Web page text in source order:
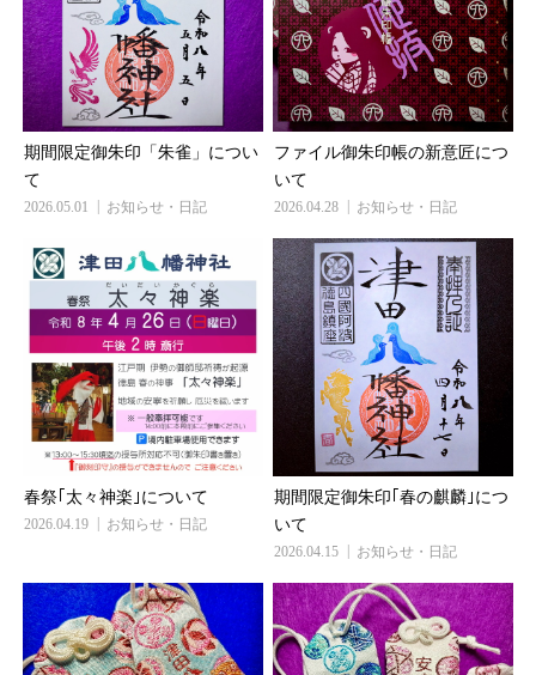
期間限定御朱印「朱雀」につい
て
2026.05.01 お知らせ・日記
ファイル御朱印帳の新意匠につ
いて
2026.04.28 お知らせ・日記
春祭｢太々神楽｣について
2026.04.19 お知らせ・日記
期間限定御朱印｢春の麒麟｣につ
いて
2026.04.15 お知らせ・日記